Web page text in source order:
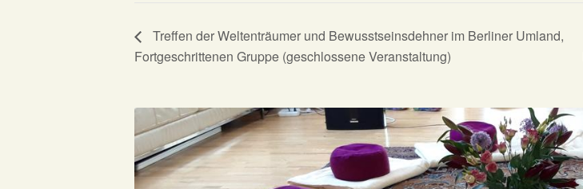
Treffen der Weltenträumer und Bewusstseinsdehner im Berliner Umland,
Fortgeschrittenen Gruppe (geschlossene Veranstaltung)